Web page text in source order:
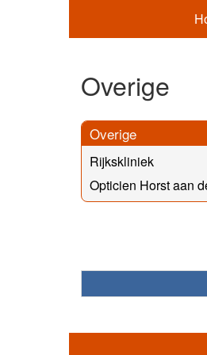
Overige
Overige
Rijkskliniek
Opticien Horst aan